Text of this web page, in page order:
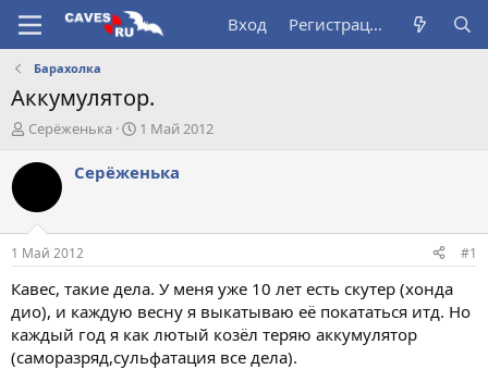
Вход Регистрация
Барахолка
Аккумулятор.
А
т
р
т
е
м
ы
Серёженька
Д
т
а
л
1 Май 2012
Серёженька
1 Май 2012 #1
Кавес, такие дела. У меня уже 10 лет есть скутер (хонда
дио), и каждую весну я выкатываю её покататься итд. Но
каждый год я как лютый козёл теряю аккумулятор
(саморазряд,сульфатация все дела).